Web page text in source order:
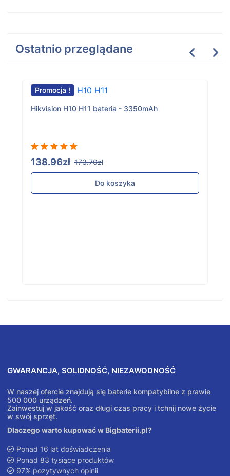
Ostatnio przeglądane
Promocja !
Hikvision H10 H11 bateria - 3350mAh
138.96zł 173.70zł
Do koszyka
GWARANCJA, SOLIDNOŚĆ, NIEZAWODNOŚĆ
W naszej ofercie znajdują się baterie kompatybilne z prawie
500 000 urządzeń.
Zainwestuj w jakość oraz długi czas pracy i tchnij nowe życie
w swój sprzęt.
Dlaczego warto kupować w Bigbaterii.pl?
Ponad 16 lat doświadczenia
Ponad 83 tysiące produktów
97% pozytywnych opinii